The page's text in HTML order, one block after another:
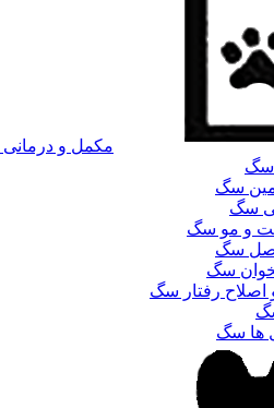
مکمل و
سگ
سگ
سگ
و مو سگ
سگ
سگ
اصلاح رفتار سگ
ها سگ